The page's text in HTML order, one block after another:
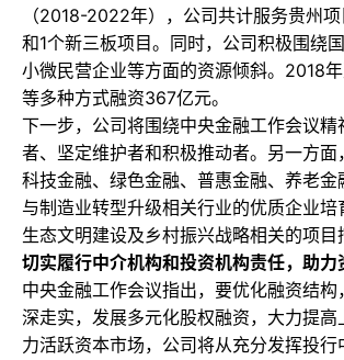
（2018-2022年），公司共计服务贵州
和1个新三板项目。同时，公司积极围绕
小微民营企业等方面的资源倾斜。2018
等多种方式融资367亿元。
下一步，公司将围绕中央金融工作会议
者、坚定维护者和积极推动者。另一方
科技金融、绿色金融、普惠金融、养老
与制造业转型升级相关行业的优质企业
生态文明建设及乡村振兴战略相关的项
切实履行中介机构和投资机构责任，助
中央金融工作会议指出，要优化融资结
深走实，发展多元化股权融资，大力提
力活跃资本市场，公司将从充分发挥投行